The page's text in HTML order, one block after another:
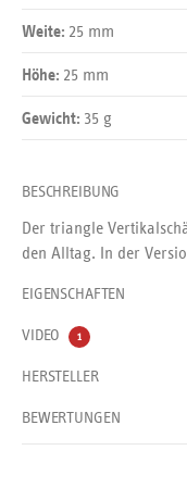
Weite: 25 mm
Höhe: 25 mm
Gewicht: 35 g
BESCHREIBUNG
Der triangle
den Alltag. In der
EIGENSCHAFTEN
VIDEO 1
HERSTELLER
BEWERTUNGEN